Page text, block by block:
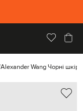
Alexander Wang Чорні